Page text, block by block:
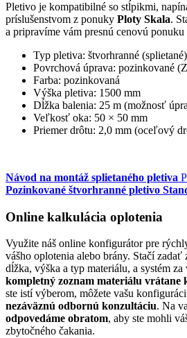
Pletivo je kompatibilné so stĺpikmi,
príslušenstvom z ponuky Ploty Skala.
a pripravíme vám presnú cenovú ponuku
Typ pletiva: štvorhranné
Povrchová úprava: pozinkované
Farba: pozinkovaná
Výška pletiva: 1500 mm
Dĺžka balenia: 25 m (možnosť
Veľkosť oka: 50 × 50 mm
Priemer drôtu: 2,0 mm (oceľový
Návod na montáž splietaného pletiva
Pozinkované štvorhranné pletivo
Online kalkulácia oplotenia
Využite náš online konfigurátor pre
vášho oplotenia alebo brány. Stačí zadať
dĺžka, výška a typ materiálu, a systém
kompletný zoznam materiálu vrátane
ste istí výberom, môžete vašu
nezáväznú odbornú konzultáciu. Na
odpovedáme obratom, aby ste mohli
zbytočného čakania.